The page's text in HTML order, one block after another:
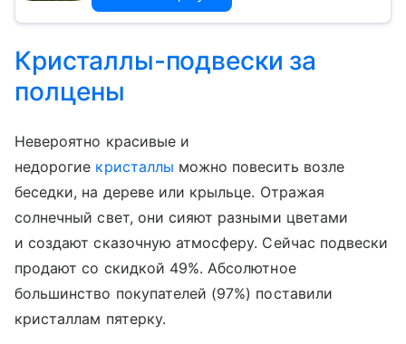
Кристаллы-подвески за
полцены
Невероятно красивые и
недорогие кристаллы можно повесить возле
беседки, на дереве или крыльце. Отражая
солнечный свет, они сияют разными цветами
и создают сказочную атмосферу. Сейчас подвески
продают со скидкой 49%. Абсолютное
большинство покупателей (97%) поставили
кристаллам пятерку.